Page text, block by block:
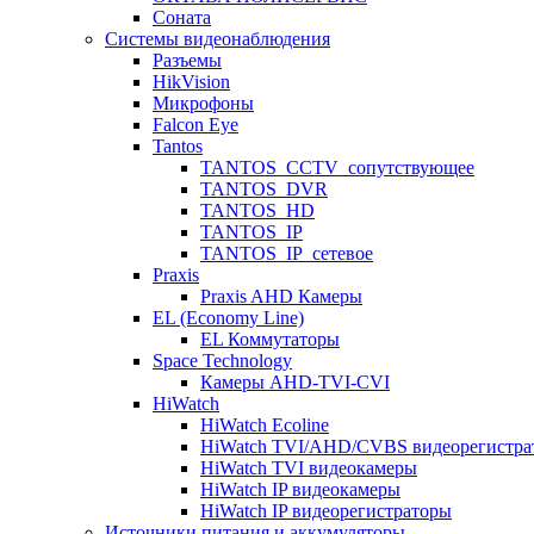
Соната
Системы видеонаблюдения
Разъемы
HikVision
Микрофоны
Falcon Eye
Tantos
TANTOS_CCTV_сопутствующее
TANTOS_DVR
TANTOS_HD
TANTOS_IP
TANTOS_IP_сетевое
Praxis
Praxis AHD Камеры
EL (Economy Line)
EL Коммутаторы
Space Technology
Камеры AHD-TVI-CVI
HiWatch
HiWatch Ecoline
HiWatch TVI/AHD/CVBS
HiWatch TVI видеокамеры
HiWatch IP видеокамеры
HiWatch IP видеорегистраторы